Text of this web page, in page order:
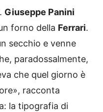
Giuseppe Panini
forno della Ferrari.
secchio e venne
paradossalmente,
che quel giorno è
racconta
la tipografia di